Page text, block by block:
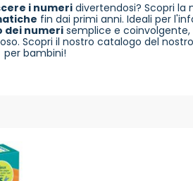
i numeri divertendosi? Scopri la
fin dai primi anni. Ideali per
dei numerisemplice e
Scopri il nostro catalogo del nostro
per bambini!